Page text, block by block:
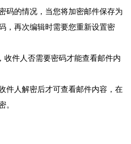
码的情况，当您将加密邮件保存为
，再次编辑时需要您重新设置密
收件人否需要密码才能查看邮件内
件人解密后才可查看邮件内容，在
。